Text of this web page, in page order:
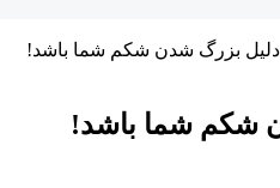
دلیل بزرگ شدن شکم شما باشد!
شکم شما باشد!